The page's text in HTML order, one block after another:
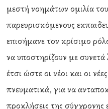
μεστή νοημάτων ομιλία
παρευρισκόμενους
επισήμανε τον κρίσιμο
να υποστηρίζουν με
έτσι ώστε οι νέοι και οι
πνευματικά, για να
προκλήσεις της